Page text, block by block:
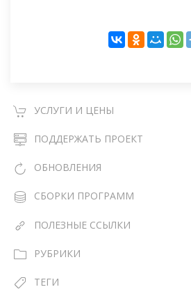
УСЛУГИ И ЦЕНЫ
ПОДДЕРЖАТЬ ПРОЕКТ
ОБНОВЛЕНИЯ
СБОРКИ ПРОГРАММ
ПОЛЕЗНЫЕ ССЫЛКИ
РУБРИКИ
ТЕГИ